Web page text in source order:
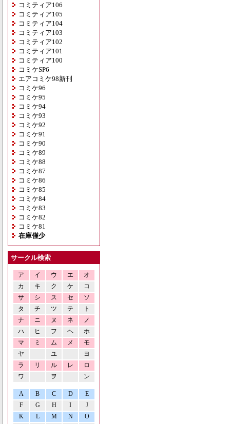
コミティア106
コミティア105
コミティア104
コミティア103
コミティア102
コミティア101
コミティア100
コミケSP6
エアコミケ98新刊
コミケ96
コミケ95
コミケ94
コミケ93
コミケ92
コミケ91
コミケ90
コミケ89
コミケ88
コミケ87
コミケ86
コミケ85
コミケ84
コミケ83
コミケ82
コミケ81
在庫僅少
サークル検索
ア イ ウ エ
オ
カ
キ ク ケ
コ
サ
シ ス セ
ソ
タ
チ ツ テ
ト
ナ
ニ ヌ ネ
ノ
ハ
ヒ フ ヘ
ホ
マ
ミ ム メ
モ
ヤ
ユ
ヨ
ラ
リ ル レ
ロ
ワ
ヲ ン
A B C D
E
F
G H I
J
K
L M N O